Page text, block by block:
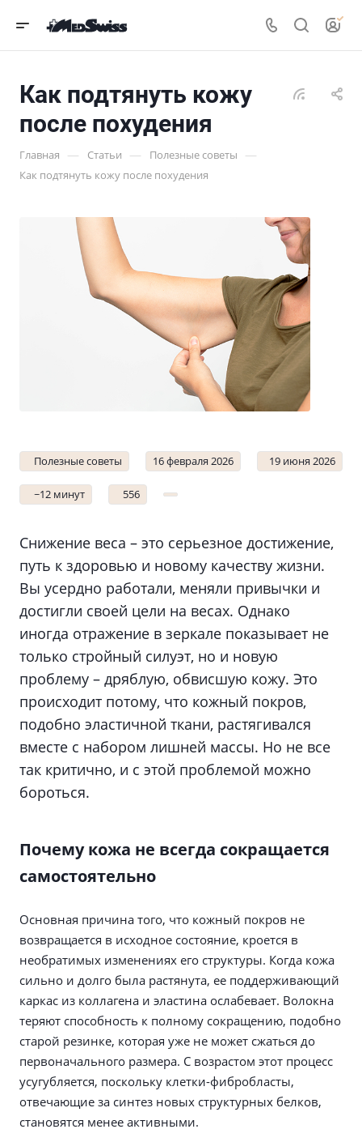
Как подтянуть кожу
после похудения
Главная — Статьи — Полезные советы —
Как подтянуть кожу после похудения
Полезные советы 16 февраля 2026 19 июня 2026
~12 минут 556
Снижение веса – это серьезное достижение,
путь к здоровью и новому качеству жизни.
Вы усердно работали, меняли привычки и
достигли своей цели на весах. Однако
иногда отражение в зеркале показывает не
только стройный силуэт, но и новую
проблему – дряблую, обвисшую кожу. Это
происходит потому, что кожный покров,
подобно эластичной ткани, растягивался
вместе с набором лишней массы. Но не все
так критично, и с этой проблемой можно
бороться.
Почему кожа не всегда сокращается
самостоятельно
Основная причина того, что кожный покров не
возвращается в исходное состояние, кроется в
необратимых изменениях его структуры. Когда кожа
сильно и долго была растянута, ее поддерживающий
каркас из коллагена и эластина ослабевает. Волокна
теряют способность к полному сокращению, подобно
старой резинке, которая уже не может сжаться до
первоначального размера. С возрастом этот процесс
усугубляется, поскольку клетки-фибробласты,
отвечающие за синтез новых структурных белков,
становятся менее активными.